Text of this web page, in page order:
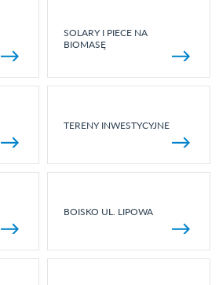
SOLARY I PIECE NA
BIOMASĘ
TERENY INWESTYCYJNE
BOISKO UL. LIPOWA